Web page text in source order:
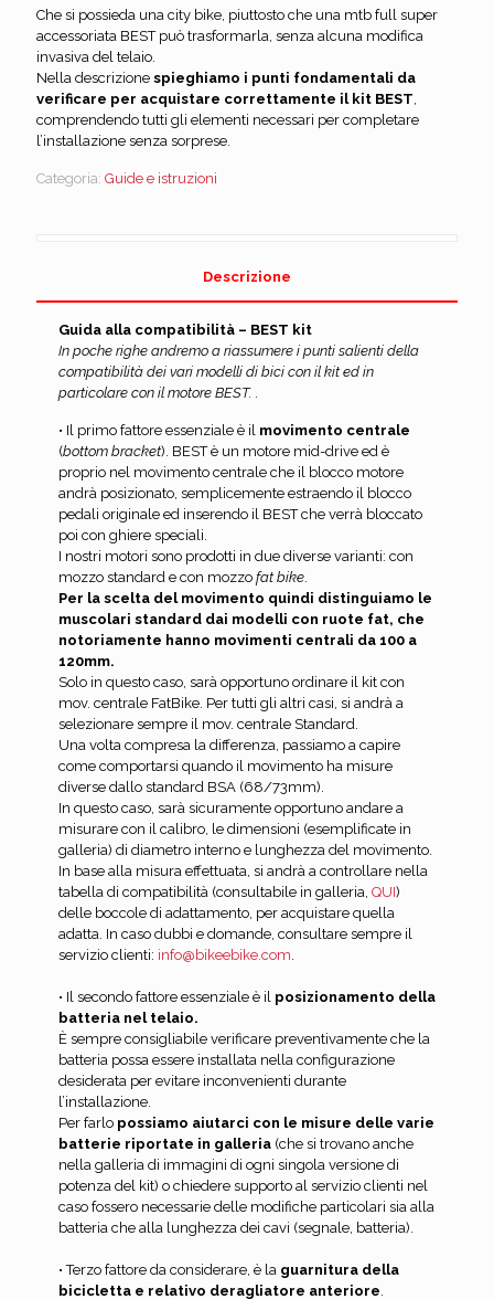
Che si possieda una city bike, piuttosto che una mtb full super
accessoriata BEST può trasformarla, senza alcuna modifica
invasiva del telaio.
Nella descrizione spieghiamo i punti fondamentali da
verificare per acquistare correttamente il kit BEST,
comprendendo tutti gli elementi necessari per completare
l’installazione senza sorprese.
Categoria: Guide e istruzioni
Descrizione
Guida alla compatibilità – BEST kit
In poche righe andremo a riassumere i punti salienti della
compatibilità dei vari modelli di bici con il kit ed in
particolare con il motore BEST. .
• Il primo fattore essenziale è il movimento centrale
(bottom bracket). BEST è un motore mid-drive ed è
proprio nel movimento centrale che il blocco motore
andrà posizionato, semplicemente estraendo il blocco
pedali originale ed inserendo il BEST che verrà bloccato
poi con ghiere speciali.
I nostri motori sono prodotti in due diverse varianti: con
mozzo standard e con mozzo fat bike.
Per la scelta del movimento quindi distinguiamo le
muscolari standard dai modelli con ruote fat, che
notoriamente hanno movimenti centrali da 100 a
120mm.
Solo in questo caso, sarà opportuno ordinare il kit con
mov. centrale FatBike. Per tutti gli altri casi, si andrà a
selezionare sempre il mov. centrale Standard.
Una volta compresa la differenza, passiamo a capire
come comportarsi quando il movimento ha misure
diverse dallo standard BSA (68/73mm).
In questo caso, sarà sicuramente opportuno andare a
misurare con il calibro, le dimensioni (esemplificate in
galleria) di diametro interno e lunghezza del movimento.
In base alla misura effettuata, si andrà a controllare nella
tabella di compatibilità (consultabile in galleria, QUI)
delle boccole di adattamento, per acquistare quella
adatta. In caso dubbi e domande, consultare sempre il
servizio clienti: info@bikeebike.com.
• Il secondo fattore essenziale è il posizionamento della
batteria nel telaio.
È sempre consigliabile verificare preventivamente che la
batteria possa essere installata nella configurazione
desiderata per evitare inconvenienti durante
l’installazione.
Per farlo possiamo aiutarci con le misure delle varie
batterie riportate in galleria (che si trovano anche
nella galleria di immagini di ogni singola versione di
potenza del kit) o chiedere supporto al servizio clienti nel
caso fossero necessarie delle modifiche particolari sia alla
batteria che alla lunghezza dei cavi (segnale, batteria).
• Terzo fattore da considerare, è la guarnitura della
bicicletta e relativo deragliatore anteriore.